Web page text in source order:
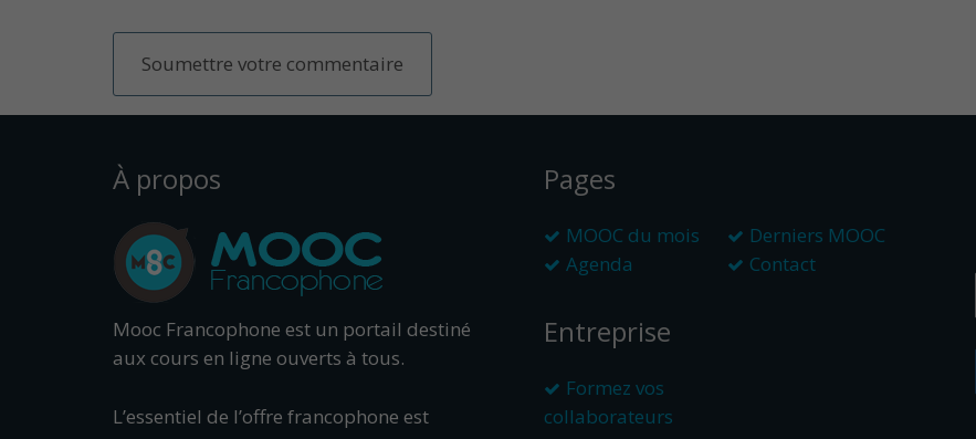
À propos
Mooc Francophone est un portail destiné
aux cours en ligne ouverts à tous.
L’essentiel de l’offre francophone est
Pages
MOOC du mois
Derniers MOOC
Agenda
Contact
Entreprise
Formez vos
collaborateurs